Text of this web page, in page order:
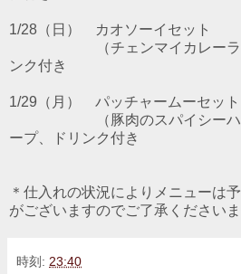
1/28（日） カオソーイセット
（チェンマイカレーラー
ンク付き
1/29（月） パッチャームーセット
（豚肉のスパイシーハー
ープ、ドリンク付き
＊仕入れの状況によりメニューは
がございますのでご了承くださいま
時刻: 23:40